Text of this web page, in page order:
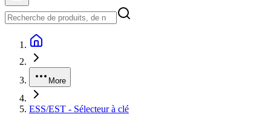
More
ESS/EST - Sélecteur à clé